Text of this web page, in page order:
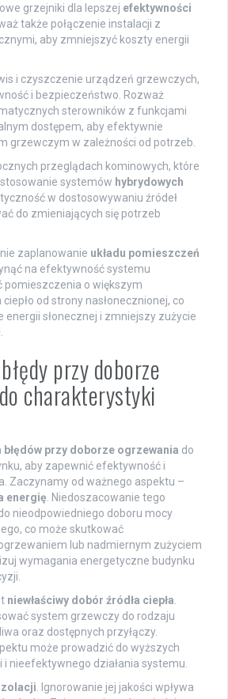
grzejniki dla lepszej efektywności
także połączenie instalacji z
aby zmniejszyć koszty energii
i czyszczenie urządzeń grzewczych,
i bezpieczeństwo. Rozważ
sterowników z funkcjami
dostępem, aby efektywnie
grzewczym w zależności od potrzeb.
przeglądach kominowych, które
systemów hybrydowych
w dostosowywaniu źródeł
do zmieniających się potrzeb
zaplanowanie układu pomieszczeń
na efektywność systemu
pomieszczenia o większym
od strony nasłonecznionej, co
energii słonecznej i zmniejszy zużycie
przy doborze
charakterystyki
błędów przy doborze ogrzewania do
aby zapewnić efektywność i
Zaczynamy od ważnego aspektu –
energię. Niedoszacowanie tego
nieodpowiedniego doboru mocy
co może skutkować
lub nadmiernym zużyciem
wymagania energetyczne budynku
niewłaściwy dobór źródła ciepła.
system grzewczy do rodzaju
oraz dostępnych przyłączy.
może prowadzić do wyższych
i nieefektywnego działania systemu.
. Ignorowanie jej jakości wpływa